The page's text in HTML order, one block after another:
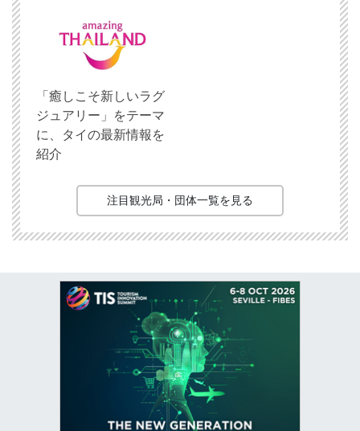
「癒しこそ新しいラグ
ジュアリー」をテーマ
に、タイの最新情報を
紹介
注目観光局・団体一覧を見る